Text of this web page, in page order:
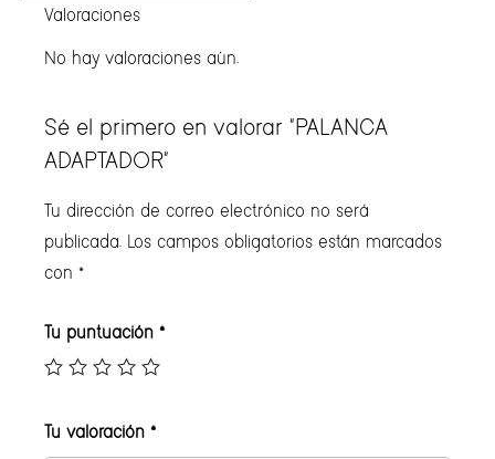
Valoraciones
No hay valoraciones aún.
Sé el primero en valorar “PALANCA
ADAPTADOR”
Tu dirección de correo electrónico no será
publicada. Los campos obligatorios están marcados
con *
Tu puntuación *
Tu valoración *